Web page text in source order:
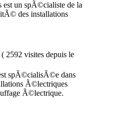
un spÃ©cialiste de la
des installations
2592 visites depuis le
spÃ©cialisÃ©e dans
Ã©lectriques
Ã©lectrique.